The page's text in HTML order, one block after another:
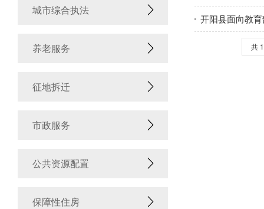
城市综合执法
养老服务
征地拆迁
市政服务
公共资源配置
保障性住房
开阳县面向教
共